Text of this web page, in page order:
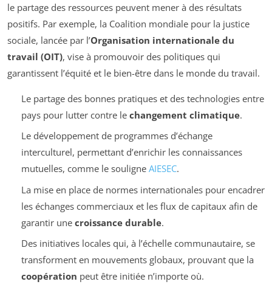
le partage des ressources peuvent mener à des résultats
positifs. Par exemple, la Coalition mondiale pour la justice
sociale, lancée par l’Organisation internationale du
travail (OIT), vise à promouvoir des politiques qui
garantissent l’équité et le bien-être dans le monde du travail.
Le partage des bonnes pratiques et des technologies entre
pays pour lutter contre le changement climatique.
Le développement de programmes d’échange
interculturel, permettant d’enrichir les connaissances
mutuelles, comme le souligne AIESEC.
La mise en place de normes internationales pour encadrer
les échanges commerciaux et les flux de capitaux afin de
garantir une croissance durable.
Des initiatives locales qui, à l’échelle communautaire, se
transforment en mouvements globaux, prouvant que la
coopération peut être initiée n’importe où.